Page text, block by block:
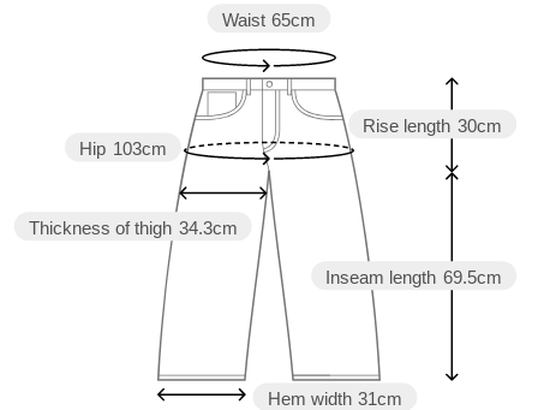
Inseam length 69.5cm
Rise length 30cm
Hem width 31cm
Thickness of thigh 34.3cm
Hip 103cm
Waist 65cm